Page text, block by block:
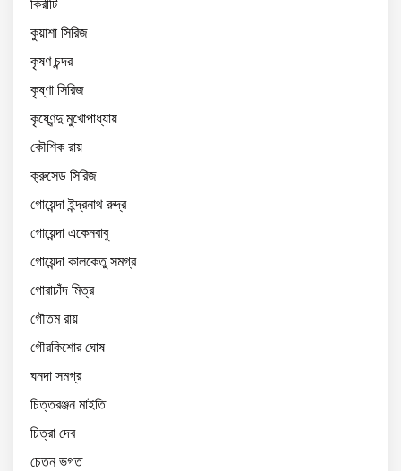
কিরীটি
কুয়াশা সিরিজ
কৃষণ চন্দর
কৃষ্ণা সিরিজ
কৃষ্ণেন্দু মুখোপাধ্যায়
কৌশিক রায়
ক্রুসেড সিরিজ
গোয়েন্দা ইন্দ্রনাথ রুদ্র
গোয়েন্দা একেনবাবু
গোয়েন্দা কালকেতু সমগ্র
গোরাচাঁদ মিত্র
গৌতম রায়
গৌরকিশোর ঘোষ
ঘনদা সমগ্র
চিত্তরঞ্জন মাইতি
চিত্রা দেব
চেতন ভগত